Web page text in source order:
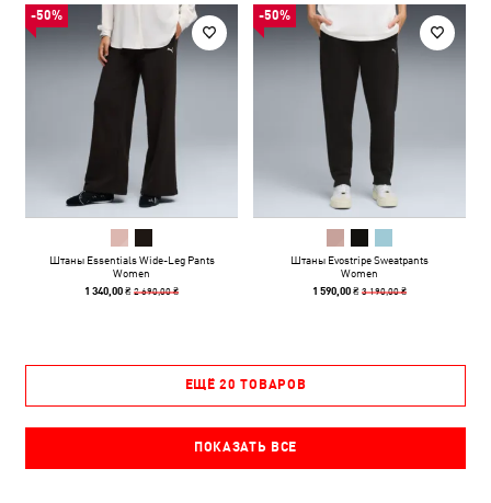
-50%
Штаны Essentials Wide-Leg Pants
Women
1 340,00 ₴2 690,00 ₴
-50%
Штаны Evostripe Sweatpants
Women
1 590,00 ₴3 190,00 ₴
ЕЩЁ 20 ТОВАРОВ
ПОКАЗАТЬ ВСЕ